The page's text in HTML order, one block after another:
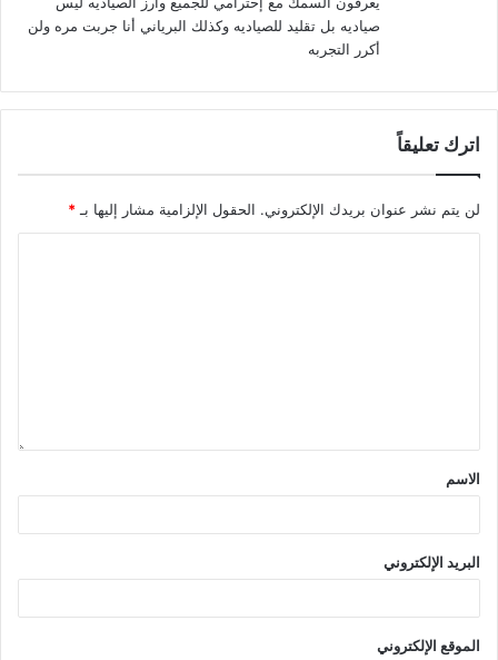
صياديه بل تقليد للصياديه وكذلك البرياني أنا جربت مره ولن
أكرر التجربه
اترك تعليقاً
لن يتم نشر عنوان بريدك الإلكتروني. الحقول الإلزامية مشار إليها بـ *
الاسم
البريد الإلكتروني
الموقع الإلكتروني